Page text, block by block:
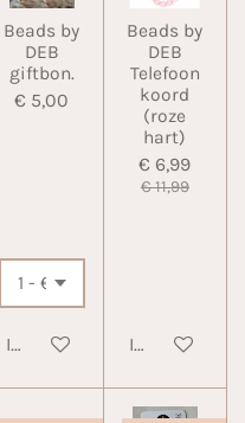
Beads by
DEB
giftbon.
€ 5,00
In winkelwagen
Beads by
DEB
Telefoon
koord
(roze
hart)
€ 6,99
€ 11,99
In